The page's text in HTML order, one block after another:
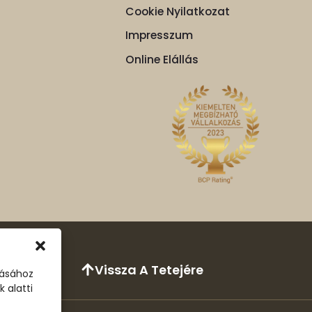
alatti
Cookie Nyilatkozat
Impresszum
Online Elállás
Vissza A Tetejére